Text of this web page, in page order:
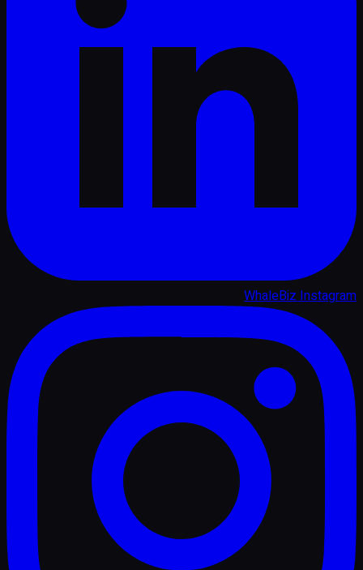
WhaleBiz Instagram